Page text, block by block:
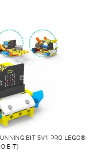
5V1 PRO LEGO®